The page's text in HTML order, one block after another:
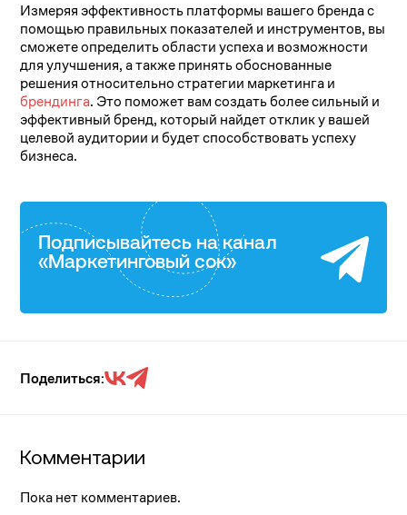
Измеряя эффективность платформы вашего бренда с
помощью правильных показателей и инструментов, вы
сможете определить области успеха и возможности
для улучшения, а также принять обоснованные
решения относительно стратегии маркетинга и
брендинга. Это поможет вам создать более сильный и
эффективный бренд, который найдет отклик у вашей
целевой аудитории и будет способствовать успеху
бизнеса.
Подписывайтесь на канал
«Маркетинговый сок»
Поделиться:
Комментарии
Пока нет комментариев.